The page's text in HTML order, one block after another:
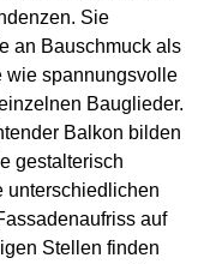
Sie
an Bauschmuck als
wie spannungsvolle
Bauglieder.
Balkon bilden
gestalterisch
unterschiedlichen
auf
Stellen finden